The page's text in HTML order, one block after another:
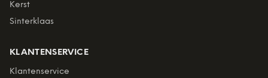
Kerst
Sinterklaas
KLANTENSERVICE
Klantenservice